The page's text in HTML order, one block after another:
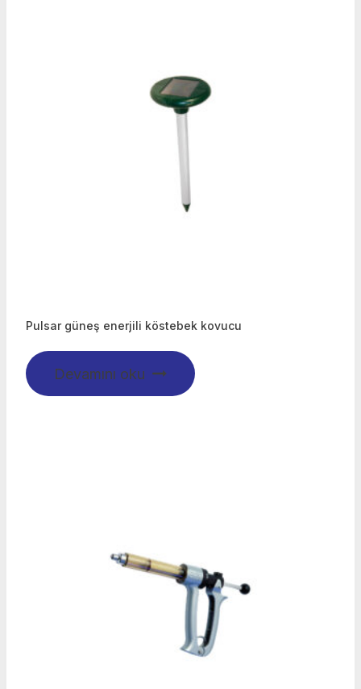
Pulsar güneş enerjili köstebek kovucu
Devamını oku